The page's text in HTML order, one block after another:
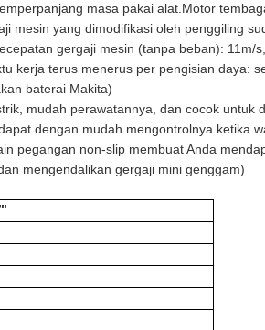
masa pakai alat.Motor
mesin yang dimodifikasi oleh penggiling
gergaji mesin (tanpa beban): 11m/
kerja terus menerus per pengisian daya:
baterai Makita)
mudah perawatannya, dan cocok untuk
dengan mudah mengontrolnya.ketika
pegangan non-slip membuat Anda
mengendalikan gergaji mini genggam)